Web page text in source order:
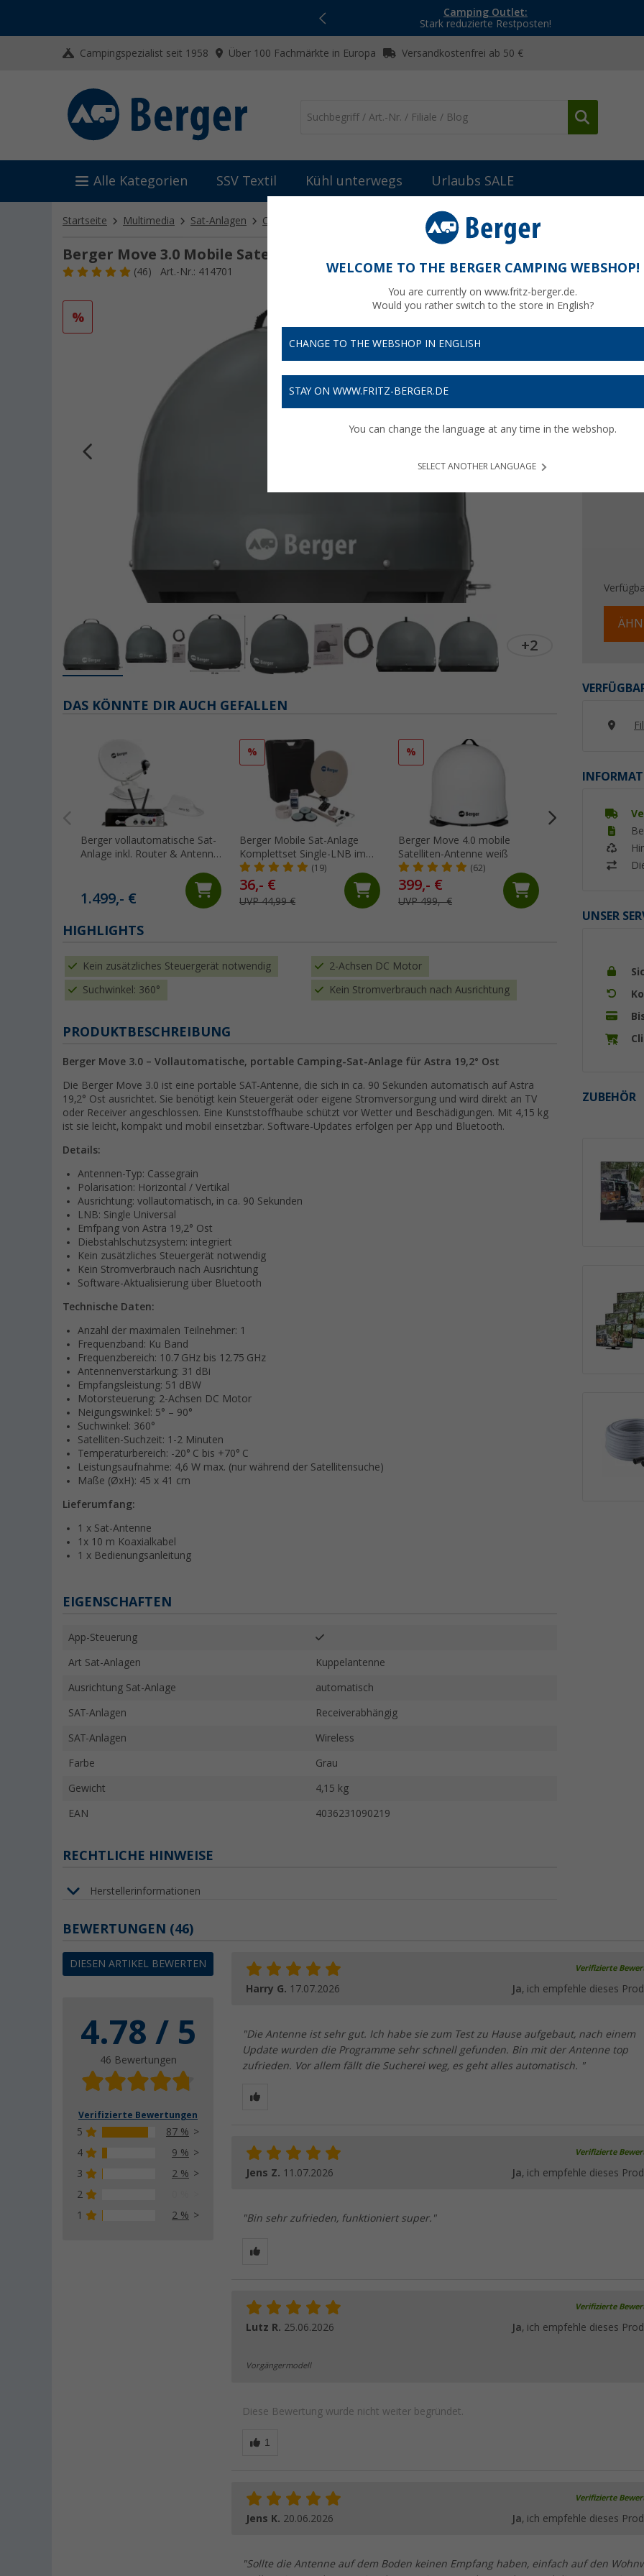
Camping Outlet:
Stark reduzierte Restposten!
Campingspezialist seit 1958 Über 100 Fachmärkte in Europa Versandkostenfrei ab 50 €
Alle Kategorien SSV Textil Kühl unterwegs Urlaubs SALE
Startseite Multimedia Sat-Anlagen Camping-Sat-Anlagen Berger Move 3.0 Mobile Satelliten-Antenne
Berger Move 3.0 Mobile Satelliten-Antenne grau
(46) Art.-Nr.: 414701
+2
%
Farbe
UNSER
ZUBEHÖR
DAS KÖNNTE DIR AUCH GEFALLEN
Berger vollautomatische Sat-
Anlage inkl. Router & Antenne
1.499,- €
%
Berger Mobile Sat-Anlage
Komplettset Single-LNB im
Campingkoffer (19)
36,- €
UVP 44,99 €
%
Berger Move 4.0 mobile
Satelliten-Antenne weiß
(62)
399,- €
UVP 499,- €
Berger Pathfinder
vollautomatische
(13)
HIGHLIGHTS
Kein zusätzliches Steuergerät notwendig 2-Achsen DC Motor
Suchwinkel: 360° Kein Stromverbrauch nach Ausrichtung
PRODUKTBESCHREIBUNG
Berger Move 3.0 – Vollautomatische, portable Camping-Sat-Anlage für Astra 19,2° Ost
Die Berger Move 3.0 ist eine portable SAT-Antenne, die sich in ca. 90 Sekunden automatisch auf Astra
19,2° Ost ausrichtet. Sie benötigt kein Steuergerät oder eigene Stromversorgung und wird direkt an TV
oder Receiver angeschlossen. Eine Kunststoffhaube schützt vor Wetter und Beschädigungen. Mit 4,15 kg
ist sie leicht, kompakt und mobil einsetzbar. Software-Updates erfolgen per App und Bluetooth.
Details:
Antennen-Typ: Cassegrain
Polarisation: Horizontal / Vertikal
Ausrichtung: vollautomatisch, in ca. 90 Sekunden
LNB: Single Universal
Emfpang von Astra 19,2° Ost
Diebstahlschutzsystem: integriert
Kein zusätzliches Steuergerät notwendig
Kein Stromverbrauch nach Ausrichtung
Software-Aktualisierung über Bluetooth
Technische Daten:
Anzahl der maximalen Teilnehmer: 1
Frequenzband: Ku Band
Frequenzbereich: 10.7 GHz bis 12.75 GHz
Antennenverstärkung: 31 dBi
Empfangsleistung: 51 dBW
Motorsteuerung: 2-Achsen DC Motor
Neigungswinkel: 5° – 90°
Suchwinkel: 360°
Satelliten-Suchzeit: 1-2 Minuten
Temperaturbereich: -20° C bis +70° C
Leistungsaufnahme: 4,6 W max. (nur während der Satellitensuche)
Maße (ØxH): 45 x 41 cm
Lieferumfang:
1 x Sat-Antenne
1x 10 m Koaxialkabel
1 x Bedienungsanleitung
EIGENSCHAFTEN
App-Steuerung
Art Sat-Anlagen Kuppelantenne
Ausrichtung Sat-Anlage automatisch
SAT-Anlagen Receiverabhängig
SAT-Anlagen Wireless
Farbe Grau
Gewicht 4,15 kg
EAN 4036231090219
RECHTLICHE HINWEISE
Herstellerinformationen
BEWERTUNGEN (46)
DIESEN ARTIKEL BEWERTEN
4.78 / 5
46 Bewertungen
Verifizierte Bewertungen
5
87 %
4
9 %
3
2 %
2
1
2 %
Verifizierte
Harry G. 17.07.2026 Ja, ich empfehle dieses
"Die Antenne ist sehr gut. Ich habe sie zum Test zu Hause aufgebaut, nach einem
Update wurden die Programme sehr schnell gefunden. Bin mit der Antenne top
zufrieden. Vor allem fällt die Sucherei weg, es geht alles automatisch. "
Verifizierte
Jens Z. 11.07.2026 Ja, ich empfehle dieses
"Bin sehr zufrieden, funktioniert super."
Verifizierte
Lutz R. 25.06.2026 Ja, ich empfehle dieses
Vorgängermodell
Diese Bewertung wurde nicht weiter begründet.
Verifizierte
Jens K. 20.06.2026 Ja, ich empfehle dieses
"Sollte die Antenne auf dem Boden keinen Empfang haben, einfach auf den
WELCOME TO THE BERGER CAMPING WEBSHOP!
You are currently on www.fritz-berger.de.
Would you rather switch to the store in English?
CHANGE TO THE WEBSHOP IN ENGLISH
STAY ON WWW.FRITZ-BERGER.DE
You can change the language at any time in the webshop.
SELECT ANOTHER LANGUAGE